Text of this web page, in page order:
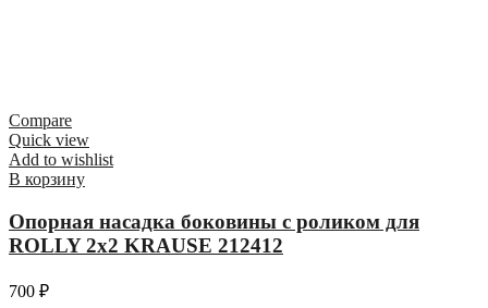
Compare
Quick view
Add to wishlist
В корзину
Опорная насадка боковины с роликом для
ROLLY 2х2 KRAUSE 212412
700 ₽